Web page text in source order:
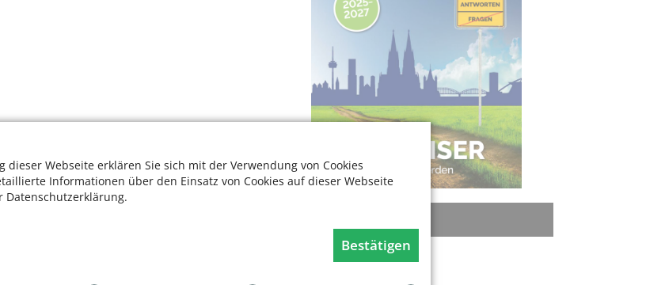
dieser Webseite erklären Sie sich mit der Verwendung von Cookies
Informationen über den Einsatz von Cookies auf dieser Webseite
Datenschutzerklärung.
Bestätigen
Rat + Tat